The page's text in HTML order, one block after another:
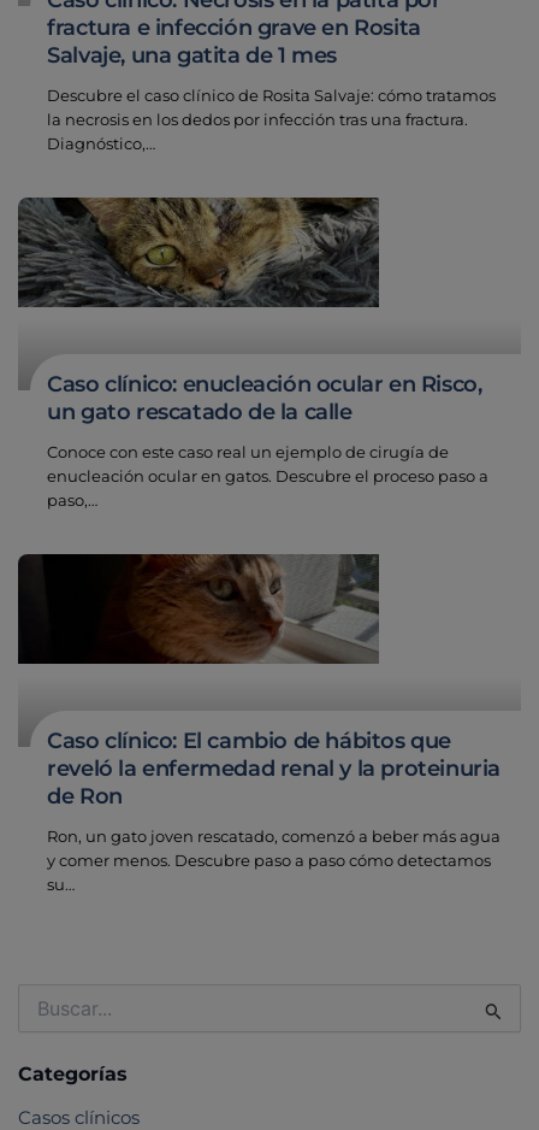
Cirugía
Revisión general y/o geriátrica
Todos los servicios
Cardiología
Medicina felina
Animales Exóticos
fractura e infección grave en Rosita
Salvaje, una gatita de 1 mes
Descubre el caso clínico de Rosita Salvaje: cómo tratamos
la necrosis en los dedos por infección tras una fractura.
Diagnóstico,…
Caso clínico: enucleación ocular en Risco,
un gato rescatado de la calle
Conoce con este caso real un ejemplo de cirugía de
enucleación ocular en gatos. Descubre el proceso paso a
paso,…
Caso clínico: El cambio de hábitos que
reveló la enfermedad renal y la proteinuria
de Ron
Ron, un gato joven rescatado, comenzó a beber más agua
y comer menos. Descubre paso a paso cómo detectamos
su…
por:
Categorías
Casos clínicos